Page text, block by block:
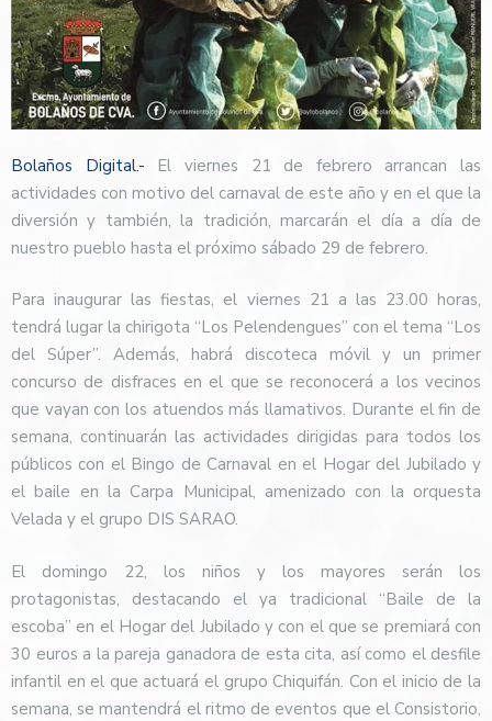
Bolaños Digital.- El viernes 21 de febrero arrancan las
actividades con motivo del carnaval de este año y en el que la
diversión y también, la tradición, marcarán el día a día de
nuestro pueblo hasta el próximo sábado 29 de febrero.
Para inaugurar las fiestas, el viernes 21 a las 23.00 horas,
tendrá lugar la chirigota “Los Pelendengues” con el tema “Los
del Súper”. Además, habrá discoteca móvil y un primer
concurso de disfraces en el que se reconocerá a los vecinos
que vayan con los atuendos más llamativos. Durante el fin de
semana, continuarán las actividades dirigidas para todos los
públicos con el Bingo de Carnaval en el Hogar del Jubilado y
el baile en la Carpa Municipal, amenizado con la orquesta
Velada y el grupo DIS SARAO.
El domingo 22, los niños y los mayores serán los
protagonistas, destacando el ya tradicional “Baile de la
escoba” en el Hogar del Jubilado y con el que se premiará con
30 euros a la pareja ganadora de esta cita, así como el desfile
infantil en el que actuará el grupo Chiquifán. Con el inicio de la
semana, se mantendrá el ritmo de eventos que el Consistorio,